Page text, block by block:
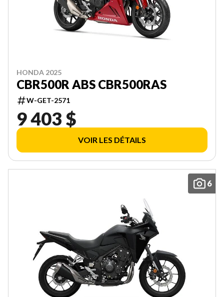
HONDA 2025
CBR500R ABS CBR500RAS
W-GET-2571
9 403 $
VOIR LES DÉTAILS
6